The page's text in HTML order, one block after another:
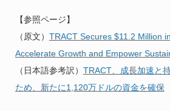
【参照ページ】
（原文） TRACT Secures $11.2 Million
Accelerate Growth and Empower
（日本語参考訳） TRACT、成長加速と
ため、新たに1,120万ドルの資金を確保